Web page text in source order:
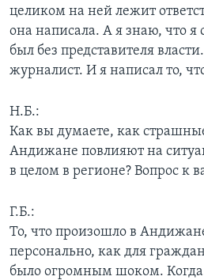
целиком на ней лежит
она написала. А я знаю, что я
был без представителя
журналист. И я написал то,
Н.Б.:
Как вы думаете, как
Андижане повлияют на
в целом в регионе? Вопрос к
Г.Б.:
То, что произошло в
персонально, как для
было огромным шоком. Когда